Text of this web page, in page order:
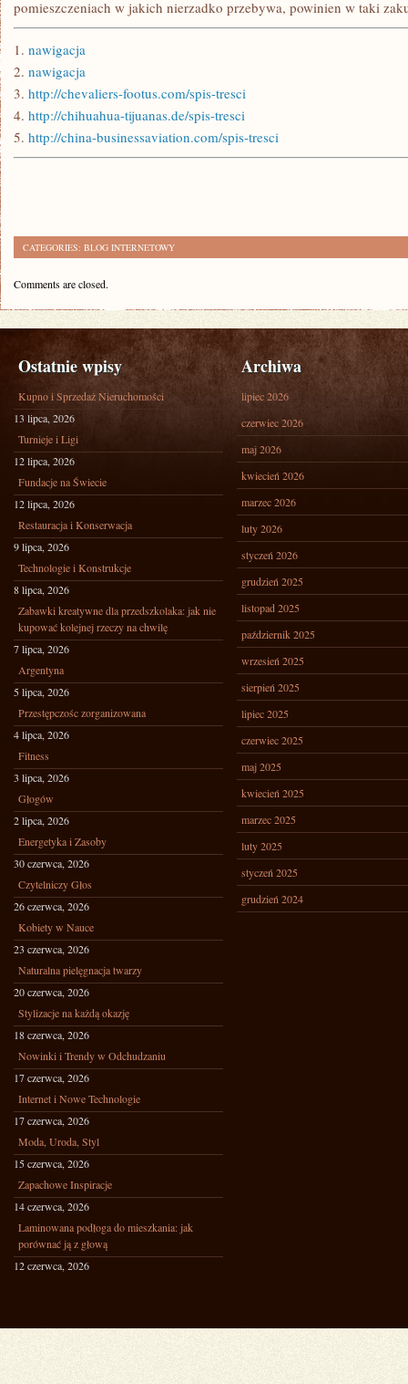
pomieszczeniach w jakich nierzadko przebywa, powinien w taki
1. nawigacja
2. nawigacja
3. http://chevaliers-footus.com/spis-tresci
4. http://chihuahua-tijuanas.de/spis-tresci
5. http://china-businessaviation.com/spis-tresci
CATEGORIES: BLOG INTERNETOWY
Comments are closed.
Ostatnie wpisy
Kupno i Sprzedaż Nieruchomości
13 lipca, 2026
Turnieje i Ligi
12 lipca, 2026
Fundacje na Świecie
12 lipca, 2026
Restauracja i Konserwacja
9 lipca, 2026
Technologie i Konstrukcje
8 lipca, 2026
Zabawki kreatywne dla przedszkolaka: jak nie
kupować kolejnej rzeczy na chwilę
7 lipca, 2026
Argentyna
5 lipca, 2026
Przestępczośc zorganizowana
4 lipca, 2026
Fitness
3 lipca, 2026
Głogów
2 lipca, 2026
Energetyka i Zasoby
30 czerwca, 2026
Czytelniczy Głos
26 czerwca, 2026
Kobiety w Nauce
23 czerwca, 2026
Naturalna pielęgnacja twarzy
20 czerwca, 2026
Stylizacje na każdą okazję
18 czerwca, 2026
Nowinki i Trendy w Odchudzaniu
17 czerwca, 2026
Internet i Nowe Technologie
17 czerwca, 2026
Moda, Uroda, Styl
15 czerwca, 2026
Zapachowe Inspiracje
14 czerwca, 2026
Laminowana podłoga do mieszkania: jak
porównać ją z głową
12 czerwca, 2026
Archiwa
lipiec 2026
czerwiec 2026
maj 2026
kwiecień 2026
marzec 2026
luty 2026
styczeń 2026
grudzień 2025
listopad 2025
październik 2025
wrzesień 2025
sierpień 2025
lipiec 2025
czerwiec 2025
maj 2025
kwiecień 2025
marzec 2025
luty 2025
styczeń 2025
grudzień 2024